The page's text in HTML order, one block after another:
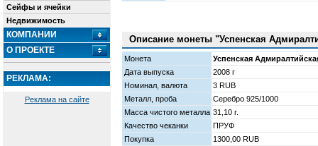
Сейфы и ячейки
Недвижимость
КОМПАНИИ
О ПРОЕКТЕ
РЕКЛАМА:
Реклама на сайте
Описание монеты "Успенская
Монета
Успенская
Дата выпуска
2008 г
Номинал, валюта
3 RUB
Металл, проба
Серебро 925/1000
Масса чистого металла 31,10 г.
Качество чеканки
ПРУФ
Покупка
1300,00 RUB